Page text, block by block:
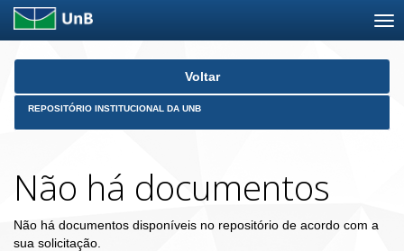
Skip
Voltar
REPOSITÓRIO INSTITUCIONAL DA UNB
Não há documentos
Não há documentos disponíveis no repositório de acordo com a
sua solicitação.